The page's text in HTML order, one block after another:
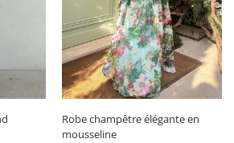
Robe champêtre élégante en
mousseline